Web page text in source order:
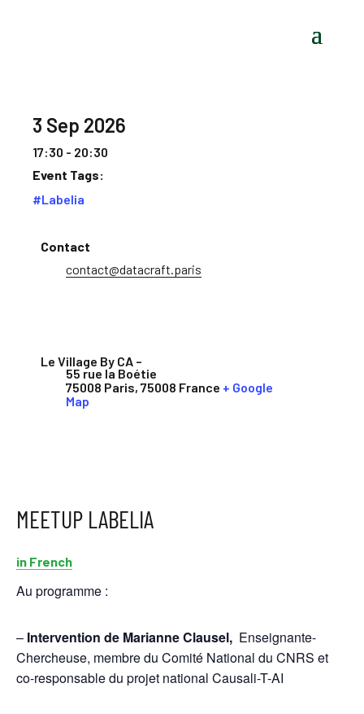
3 Sep 2026
17:30 - 20:30
Event Tags:
#Labelia
Le Village By CA –
55 rue la Boétie
75008 Paris, 75008 France + Google
Map
Contact
contact@datacraft.paris
MEETUP LABELIA
in French
Au programme :
– ​Intervention de Marianne Clausel, Enseignante-
Chercheuse, membre du Comité National du CNRS et
co-responsable du projet national Causali-T-AI